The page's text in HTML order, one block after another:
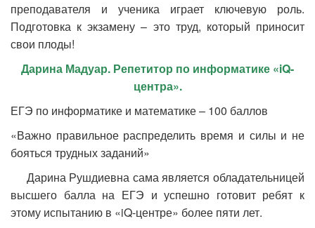
преподавателя и ученика играет ключевую роль.
Подготовка к экзамену – это труд, который приносит
свои плоды!
Дарина Мадуар. Репетитор по информатике «iQ-
центра».
ЕГЭ по информатике и математике – 100 баллов
«Важно правильное распределить время и силы и не
бояться трудных заданий»
Дарина Рушдиевна сама является обладательницей
высшего балла на ЕГЭ и успешно готовит ребят к
этому испытанию в «iQ-центре» более пяти лет.